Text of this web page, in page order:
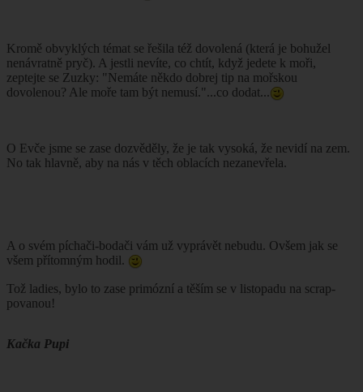
Kromě obvyklých témat se řešila též dovolená (která je bohužel
nenávratně pryč). A jestli nevíte, co chtít, když jedete k moři,
zeptejte se Zuzky: "Nemáte někdo dobrej tip na mořskou
dovolenou? Ale moře tam být nemusí."...co dodat...
O Evče jsme se zase dozvěděly, že je tak vysoká, že nevidí na zem.
No tak hlavně, aby na nás v těch oblacích nezanevřela.
A o svém píchači-bodači vám už vyprávět nebudu. Ovšem jak se
všem přítomným hodil.
Tož ladies, bylo to zase primózní a těším se v listopadu na scrap-
povanou!
Kačka Pupi